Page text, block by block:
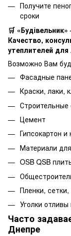
Получите
сроки
🛒
Качество,
утеплителей
Возможно Вам
Фасадные
Краски, лаки,
Строительные
Цемент
Гипсокартон
Материали
OSB QSB
Пленки,
Уголки
Часто
Днепре